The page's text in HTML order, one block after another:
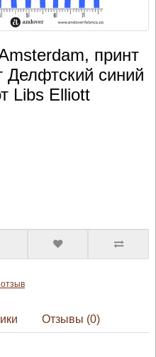
принт
Делфтский синий
Libs Elliott
Отзывы (0)